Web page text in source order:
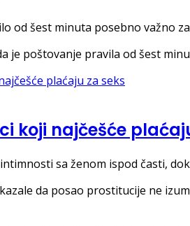
od šest minuta posebno važno
je poštovanje pravila od šest
koji najčešće
sa ženom ispod časti,
da posao prostitucije ne